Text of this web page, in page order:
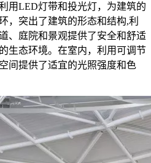
用LED灯带和投光灯，为建筑的
，突出了建筑的形态和结构,利
、庭院和景观提供了安全和舒适
生态环境。在室内，利用可调节
间提供了适宜的光照强度和色